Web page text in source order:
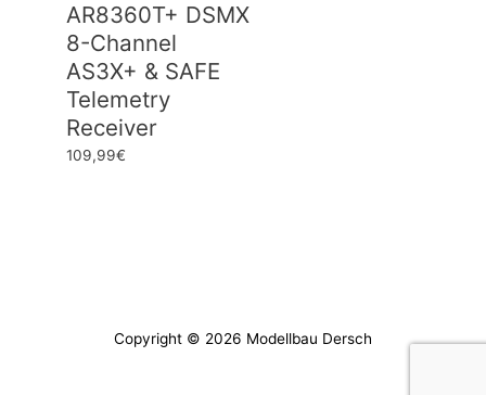
AR8360T+ DSMX
8-Channel
AS3X+ & SAFE
Telemetry
Receiver
109,99€
Copyright © 2026 Modellbau Dersch